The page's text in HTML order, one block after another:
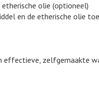
olie (optioneel)
en de etherische olie
effectieve, zelfgemaakte